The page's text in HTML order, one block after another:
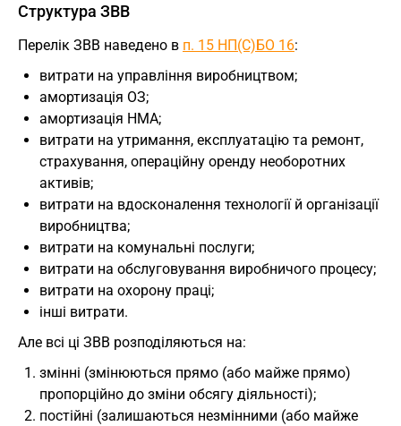
Структура ЗВВ
Перелік ЗВВ наведено в п. 15 НП(С)БО 16:
витрати на управління виробництвом;
амортизація ОЗ;
амортизація НМА;
витрати на утримання, експлуатацію та ремонт,
страхування, операційну оренду необоротних
активів;
витрати на вдосконалення технології й організації
виробництва;
витрати на комунальні послуги;
витрати на обслуговування виробничого процесу;
витрати на охорону праці;
інші витрати.
Але всі ці ЗВВ розподіляються на:
змінні (змінюються прямо (або майже прямо)
пропорційно до зміни обсягу діяльності);
постійні (залишаються незмінними (або майже